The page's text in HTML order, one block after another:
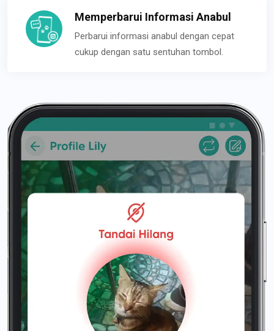
Memperbarui Informasi Anabul
Perbarui informasi anabul dengan cepat
cukup dengan satu sentuhan tombol.